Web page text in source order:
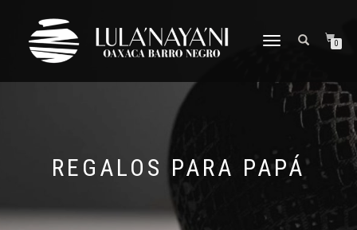
CAMBIAR
0
REGALOS PARA PAPÁ